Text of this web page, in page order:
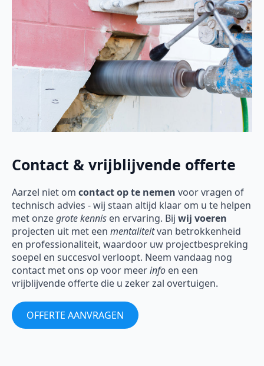
Contact & vrijblijvende offerte
Aarzel niet om contact op te nemen voor vragen of
technisch advies - wij staan altijd klaar om u te helpen
met onzegrote kennis en ervaring. Bij wij voeren
projecten uit met een mentaliteitvan betrokkenheid
en professionaliteit, waardoor uw projectbespreking
soepel en succesvol verloopt. Neem vandaag nog
contact met ons op voor meerinfo en een
vrijblijvende offerte die u zeker zal overtuigen.
OFFERTE AANVRAGEN